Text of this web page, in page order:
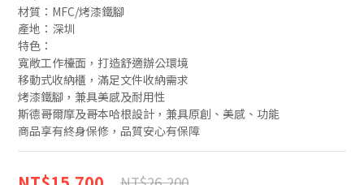
材質：MFC/烤漆鐵腳
產地：深圳
特色：
寬敞工作檯面，打造舒適辦公環境
移動式收納櫃，滿足文件收納需求
烤漆鐵腳，兼具美感及耐用性
斯德哥爾摩及哥本哈根設計，兼具原創、美感、功能
商品享有終身保修，品質安心有保障